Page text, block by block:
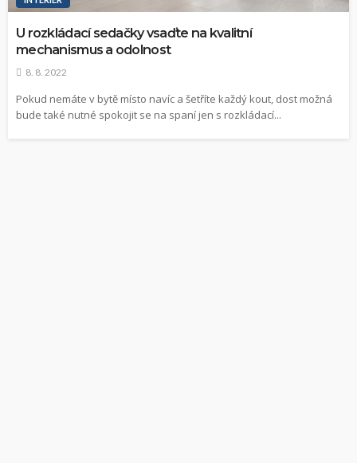
U rozkládací sedačky vsaďte na kvalitní
mechanismus a odolnost
8. 8. 2022
Pokud nemáte v bytě místo navíc a šetříte každý kout, dost možná
bude také nutné spokojit se na spaní jen s rozkládací...